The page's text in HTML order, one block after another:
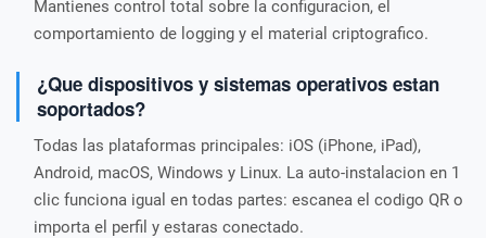
Mantienes control total sobre la configuracion, el
comportamiento de logging y el material criptografico.
¿Que dispositivos y sistemas operativos estan
soportados?
Todas las plataformas principales: iOS (iPhone, iPad),
Android, macOS, Windows y Linux. La auto-instalacion en 1
clic funciona igual en todas partes: escanea el codigo QR o
importa el perfil y estaras conectado.